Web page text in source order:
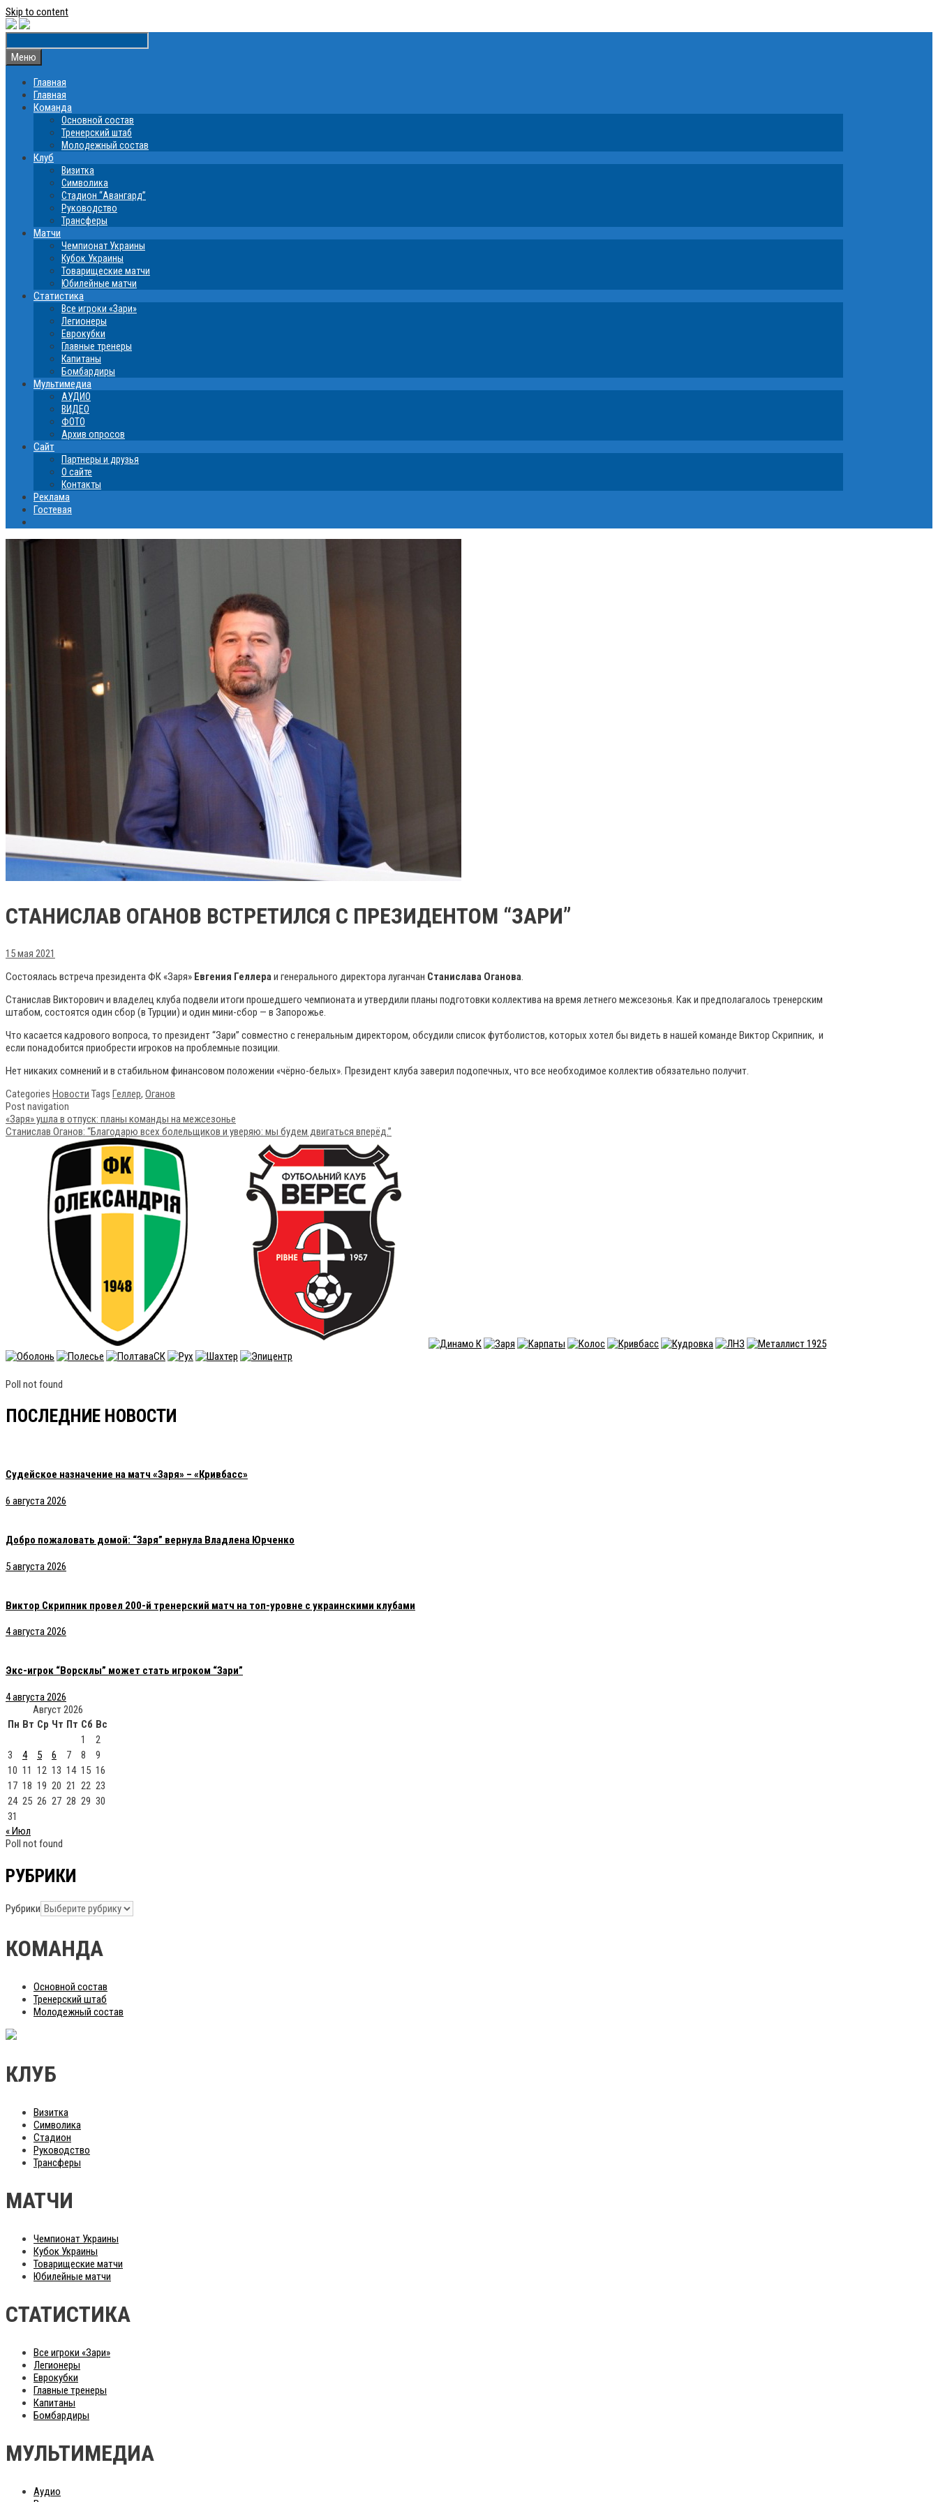
Skip to content
Меню
Главная
Главная
Команда
Основной состав
Тренерский штаб
Молодежный состав
Клуб
Визитка
Символика
Стадион “Авангард”
Руководство
Трансферы
Матчи
Чемпионат Украины
Кубок Украины
Товарищеские матчи
Юбилейные матчи
Статистика
Все игроки «Зари»
Легионеры
Еврокубки
Главные тренеры
Капитаны
Бомбардиры
Мультимедиа
АУДИО
ВИДЕО
ФОТО
Архив опросов
Сайт
Партнеры и друзья
О сайте
Контакты
Реклама
Гостевая
СТАНИСЛАВ ОГАНОВ ВСТРЕТИЛСЯ С ПРЕЗИДЕНТОМ “ЗАРИ”
15 мая 2021
Состоялась встреча президента ФК «Заря» Евгения Геллераи генерального директора луганчан Станислава Оганова.
Станислав Викторович и владелец клуба подвели итоги прошедшего чемпионата и утвердили планы подготовки коллектива на время летнего межсезонья. Как и предполагалось тренерским
штабом, состоятся один сбор (в Турции) и один мини-сбор — в Запорожье.
Что касается кадрового вопроса, то президент “Зари” совместно с генеральным директором, обсудили список футболистов, которых хотел бы видеть в нашей команде Виктор Скрипник, и
если понадобится приобрести игроков на проблемные позиции.
Нет никаких сомнений и в стабильном финансовом положении «чёрно-белых». Президент клуба заверил подопечных, что все необходимое коллектив обязательно получит.
Categories Новости Tags Геллер, Оганов
Post navigation
«Заря» ушла в отпуск: планы команды на межсезонье
Станислав Оганов: “Благодарю всех болельщиков и уверяю: мы будем двигаться вперёд.”
Poll not found
ПОСЛЕДНИЕ НОВОСТИ
Судейское назначение на матч «Заря» – «Кривбасс»
6 августа 2026
Добро пожаловать домой: “Заря” вернула Владлена Юрченко
5 августа 2026
Виктор Скрипник провел 200-й тренерский матч на топ-уровне с украинскими клубами
4 августа 2026
Экс-игрок “Ворсклы” может стать игроком “Зари”
4 августа 2026
Август 2026
Пн Вт Ср Чт Пт Сб Вс
1
2
3
4 5 6 7 8
9
10 11 12 13 14 15 16
17 18 19 20 21 22 23
24 25 26 27 28 29 30
31
« Июл
Poll not found
РУБРИКИ
Рубрики
КОМАНДА
Основной состав
Тренерский штаб
Молодежный состав
КЛУБ
Визитка
Символика
Стадион
Руководство
Трансферы
МАТЧИ
Чемпионат Украины
Кубок Украины
Товарищеские матчи
Юбилейные матчи
СТАТИСТИКА
Все игроки «Зари»
Легионеры
Еврокубки
Главные тренеры
Капитаны
Бомбардиры
МУЛЬТИМЕДИА
Аудио